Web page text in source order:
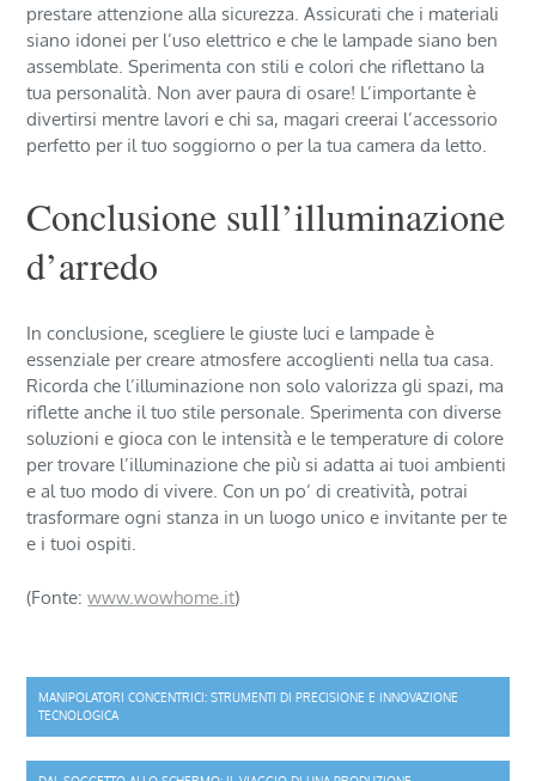
prestare attenzione alla sicurezza. Assicurati che i materiali
siano idonei per l’uso elettrico e che le lampade siano ben
assemblate. Sperimenta con stili e colori che riflettano la
tua personalità. Non aver paura di osare! L’importante è
divertirsi mentre lavori e chi sa, magari creerai l’accessorio
perfetto per il tuo soggiorno o per la tua camera da letto.
Conclusione sull’illuminazione
d’arredo
In conclusione, scegliere le giuste luci e lampade è
essenziale per creare atmosfere accoglienti nella tua casa.
Ricorda che l’illuminazione non solo valorizza gli spazi, ma
riflette anche il tuo stile personale. Sperimenta con diverse
soluzioni e gioca con le intensità e le temperature di colore
per trovare l’illuminazione che più si adatta ai tuoi ambienti
e al tuo modo di vivere. Con un po’ di creatività, potrai
trasformare ogni stanza in un luogo unico e invitante per te
e i tuoi ospiti.
(Fonte:www.wowhome.it)
Navigazione
articoli
MANIPOLATORI CONCENTRICI: STRUMENTI DI PRECISIONE E INNOVAZIONE
TECNOLOGICA